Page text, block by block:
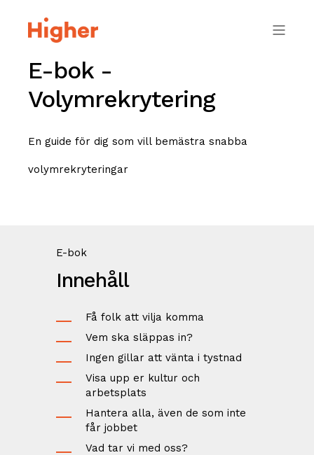
E-bok -
Volymrekrytering
En guide för dig som vill bemästra snabba
volymrekryteringar
E-bok
Innehåll
Få folk att vilja komma
Vem ska släppas in?
Ingen gillar att vänta i tystnad
Visa upp er kultur och
arbetsplats
Hantera alla, även de som inte
får jobbet
Vad tar vi med oss?